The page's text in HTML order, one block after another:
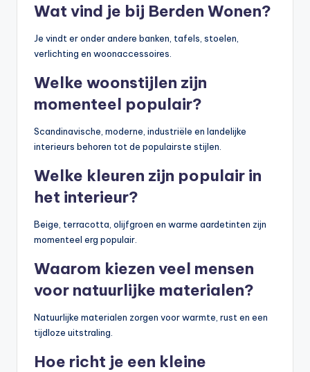
Wat vind je bij Berden Wonen?
Je vindt er onder andere banken, tafels, stoelen,
verlichting en woonaccessoires.
Welke woonstijlen zijn
momenteel populair?
Scandinavische, moderne, industriële en landelijke
interieurs behoren tot de populairste stijlen.
Welke kleuren zijn populair in
het interieur?
Beige, terracotta, olijfgroen en warme aardetinten zijn
momenteel erg populair.
Waarom kiezen veel mensen
voor natuurlijke materialen?
Natuurlijke materialen zorgen voor warmte, rust en een
tijdloze uitstraling.
Hoe richt je een kleine